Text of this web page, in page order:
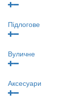
Підлогове
Вуличне
Аксесуари